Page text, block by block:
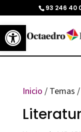
Abrir barra de
93 246 40
Inicio / Temas /